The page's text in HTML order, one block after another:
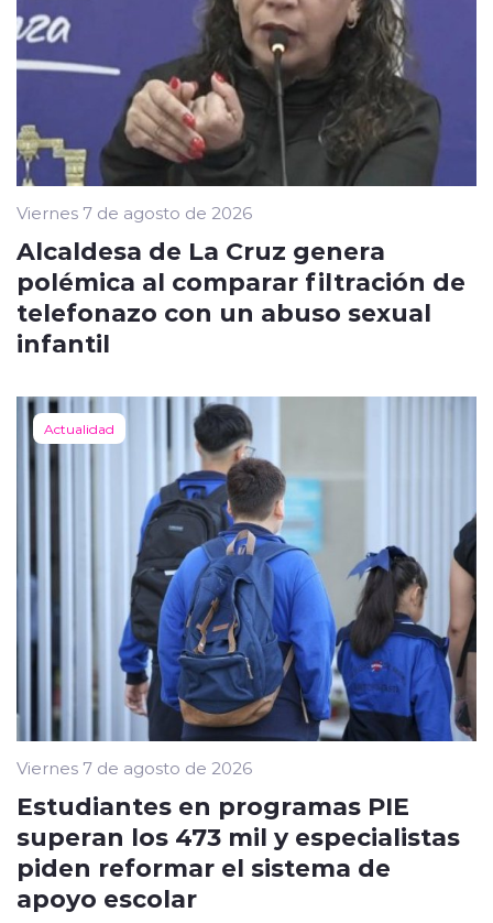
Viernes 7 de agosto de 2026
Alcaldesa de La Cruz genera
polémica al comparar filtración de
telefonazo con un abuso sexual
infantil
Actualidad
Viernes 7 de agosto de 2026
Estudiantes en programas PIE
superan los 473 mil y especialistas
piden reformar el sistema de
apoyo escolar